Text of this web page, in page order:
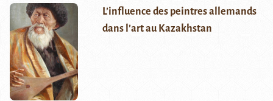
L’influence des peintres allemands
dans l’art au Kazakhstan